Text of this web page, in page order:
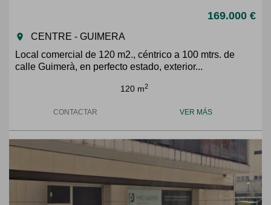
169.000 €
room
CENTRE - GUIMERA
Local comercial de 120 m2., céntrico a 100 mtrs. de
calle Guimerà, en perfecto estado, exterior...
120 m2
CONTACTAR VER MÁS
Previous Next